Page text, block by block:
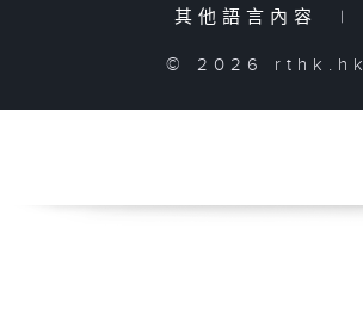
其他語言內容
|
© 2026 rthk.hk